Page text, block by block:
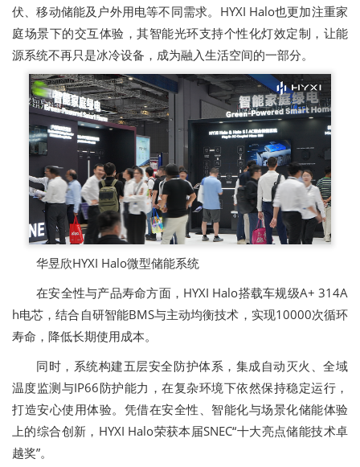
伏、移动储能及户外用电等不同需求。HYXI Halo也更加注重家
庭场景下的交互体验，其智能光环支持个性化灯效定制，让能
源系统不再只是冰冷设备，成为融入生活空间的一部分。
华昱欣HYXI Halo微型储能系统
在安全性与产品寿命方面，HYXI Halo搭载车规级A+ 314A
h电芯，结合自研智能BMS与主动均衡技术，实现10000次循环
寿命，降低长期使用成本。
同时，系统构建五层安全防护体系，集成自动灭火、全域
温度监测与IP66防护能力，在复杂环境下依然保持稳定运行，
打造安心使用体验。凭借在安全性、智能化与场景化储能体验
上的综合创新，HYXI Halo荣获本届SNEC“十大亮点储能技术卓
越奖”。